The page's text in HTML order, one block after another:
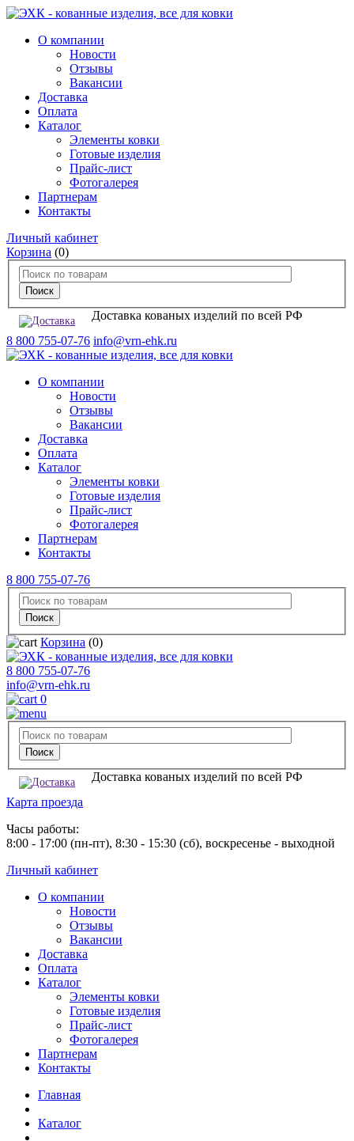
О компании
Новости
Отзывы
Вакансии
Доставка
Оплата
Каталог
Элементы ковки
Готовые изделия
Прайс-лист
Фотогалерея
Партнерам
Контакты
Личный кабинет
Корзина (0)
Доставка кованых изделий по всей РФ
8 800 755-07-76 info@vrn-ehk.ru
О компании
Новости
Отзывы
Вакансии
Доставка
Оплата
Каталог
Элементы ковки
Готовые изделия
Прайс-лист
Фотогалерея
Партнерам
Контакты
8 800 755-07-76
Корзина (0)
8 800 755-07-76
info@vrn-ehk.ru
0
Доставка кованых изделий по всей РФ
Карта проезда
Часы работы:
8:00 - 17:00 (пн-пт), 8:30 - 15:30 (сб), воскресенье - выходной
Личный кабинет
О компании
Новости
Отзывы
Вакансии
Доставка
Оплата
Каталог
Элементы ковки
Готовые изделия
Прайс-лист
Фотогалерея
Партнерам
Контакты
Главная
Каталог